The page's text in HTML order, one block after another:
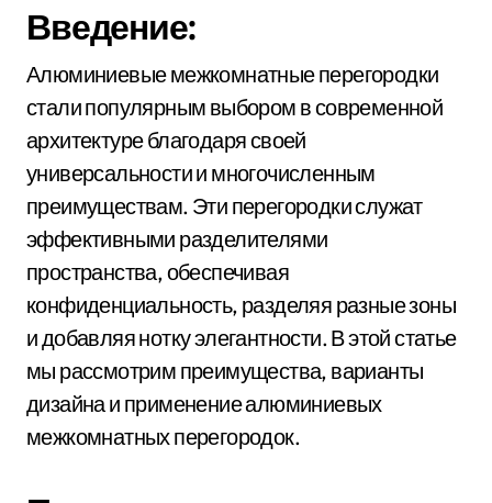
Введение:
Алюминиевые межкомнатные перегородки
стали популярным выбором в современной
архитектуре благодаря своей
универсальности и многочисленным
преимуществам. Эти перегородки служат
эффективными разделителями
пространства, обеспечивая
конфиденциальность, разделяя разные зоны
и добавляя нотку элегантности. В этой статье
мы рассмотрим преимущества, варианты
дизайна и применение алюминиевых
межкомнатных перегородок.